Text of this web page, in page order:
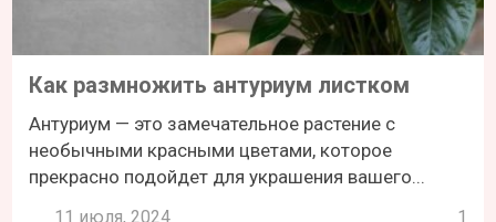
Как размножить антуриум листком
Антуриум — это замечательное растение с
необычными красными цветами, которое
прекрасно подойдет для украшения вашего...
11 июля, 2024 1